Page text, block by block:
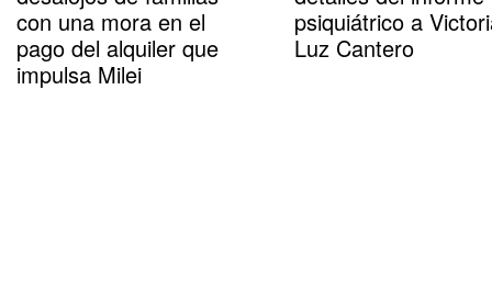
con una mora en el
pago del alquiler que
impulsa Milei
psiquiátrico a
Luz Cantero